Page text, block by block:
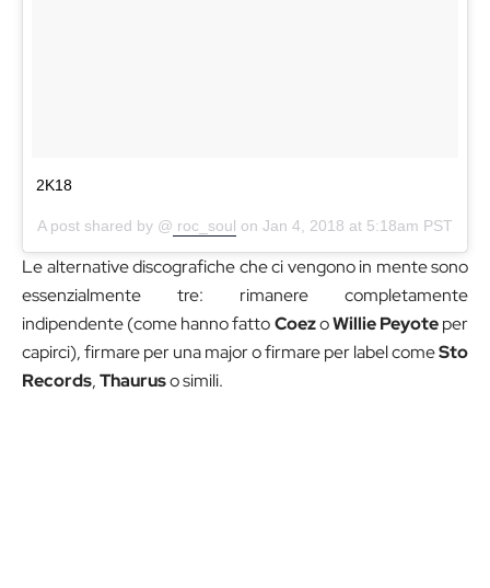
2K18
A post shared by @ roc_soul on Jan 4, 2018 at 5:18am PST
Le alternative discografiche che ci vengono in mente sono
essenzialmente tre: rimanere completamente
indipendente (come hanno fattoCoezoWillie Peyoteper
capirci), firmare per una major o firmare per label comeSto
Records,Thauruso simili.